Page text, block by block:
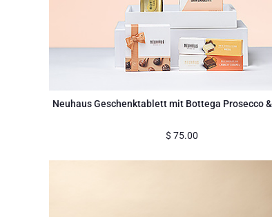
Neuhaus Geschenktablett mit Bottega Prosecco
$ 75.00